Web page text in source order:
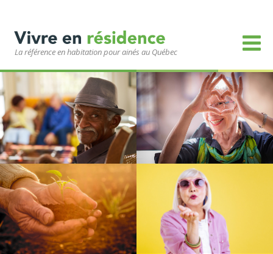
La référence en habitation pour ainés au Québec